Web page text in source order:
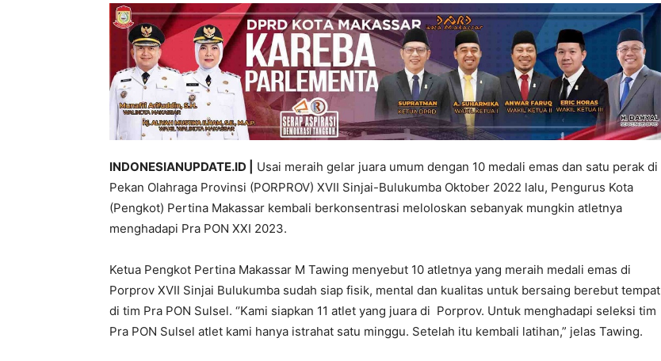
INDONESIANUPDATE.ID |
Usai meraih gelar juara umum dengan 10 medali emas dan satu perak di
Pekan Olahraga Provinsi (PORPROV) XVII Sinjai-Bulukumba Oktober 2022 lalu, Pengurus Kota
(Pengkot) Pertina Makassar kembali berkonsentrasi meloloskan sebanyak mungkin atletnya
menghadapi Pra PON XXI 2023.
Ketua Pengkot Pertina Makassar M Tawing menyebut 10 atletnya yang meraih medali emas di
Porprov XVII Sinjai Bulukumba sudah siap fisik, mental dan kualitas untuk bersaing berebut tempat
di tim Pra PON Sulsel. ‘’Kami siapkan 11 atlet yang juara di Porprov. Untuk menghadapi seleksi tim
Pra PON Sulsel atlet kami hanya istrahat satu minggu. Setelah itu kembali latihan,” jelas Tawing.